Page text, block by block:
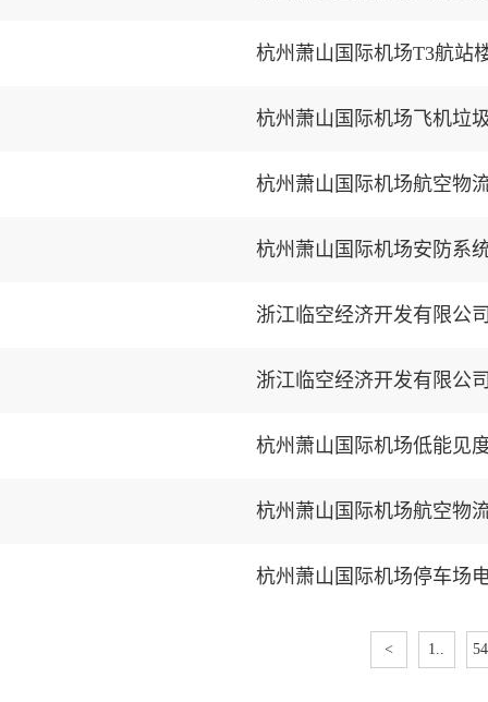
杭州萧山国际机场T3航站
杭州萧山国际机场飞机垃
杭州萧山国际机场航空物
杭州萧山国际机场安防系
浙江临空经济开发有限公
浙江临空经济开发有限公
杭州萧山国际机场低能见
杭州萧山国际机场停车场
< 1..